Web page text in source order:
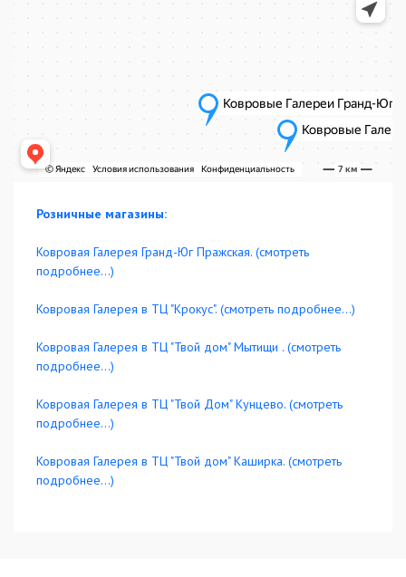
Розничные магазины:
Ковровая Галерея Гранд-Юг Пражская. (смотреть
подробнее...)
Ковровая Галерея в ТЦ "Крокус". (смотреть подробнее...)
Ковровая Галерея в ТЦ "Твой дом" Мытищи . (смотреть
подробнее...)
Ковровая Галерея в ТЦ "Твой Дом" Кунцево. (смотреть
подробнее...)
Ковровая Галерея в ТЦ "Твой дом" Каширка. (смотреть
подробнее...)